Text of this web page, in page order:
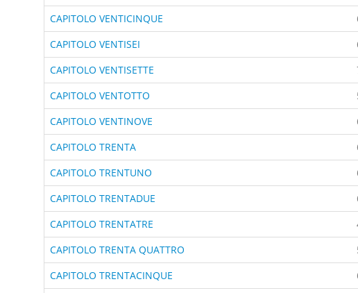
CAPITOLO VENTICINQUE
CAPITOLO VENTISEI
CAPITOLO VENTISETTE
CAPITOLO VENTOTTO
CAPITOLO VENTINOVE
CAPITOLO TRENTA
CAPITOLO TRENTUNO
CAPITOLO TRENTADUE
CAPITOLO TRENTATRE
CAPITOLO TRENTA QUATTRO
CAPITOLO TRENTACINQUE